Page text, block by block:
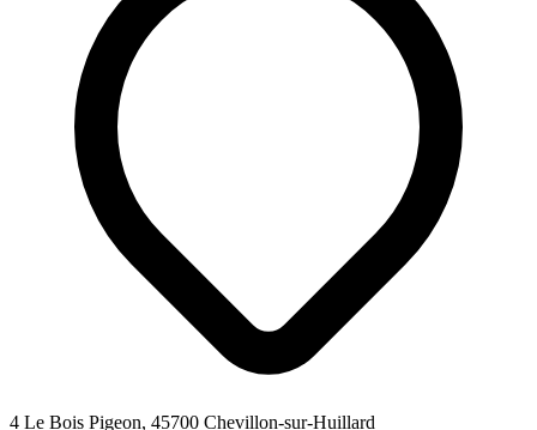
4 Le Bois Pigeon, 45700 Chevillon-sur-Huillard